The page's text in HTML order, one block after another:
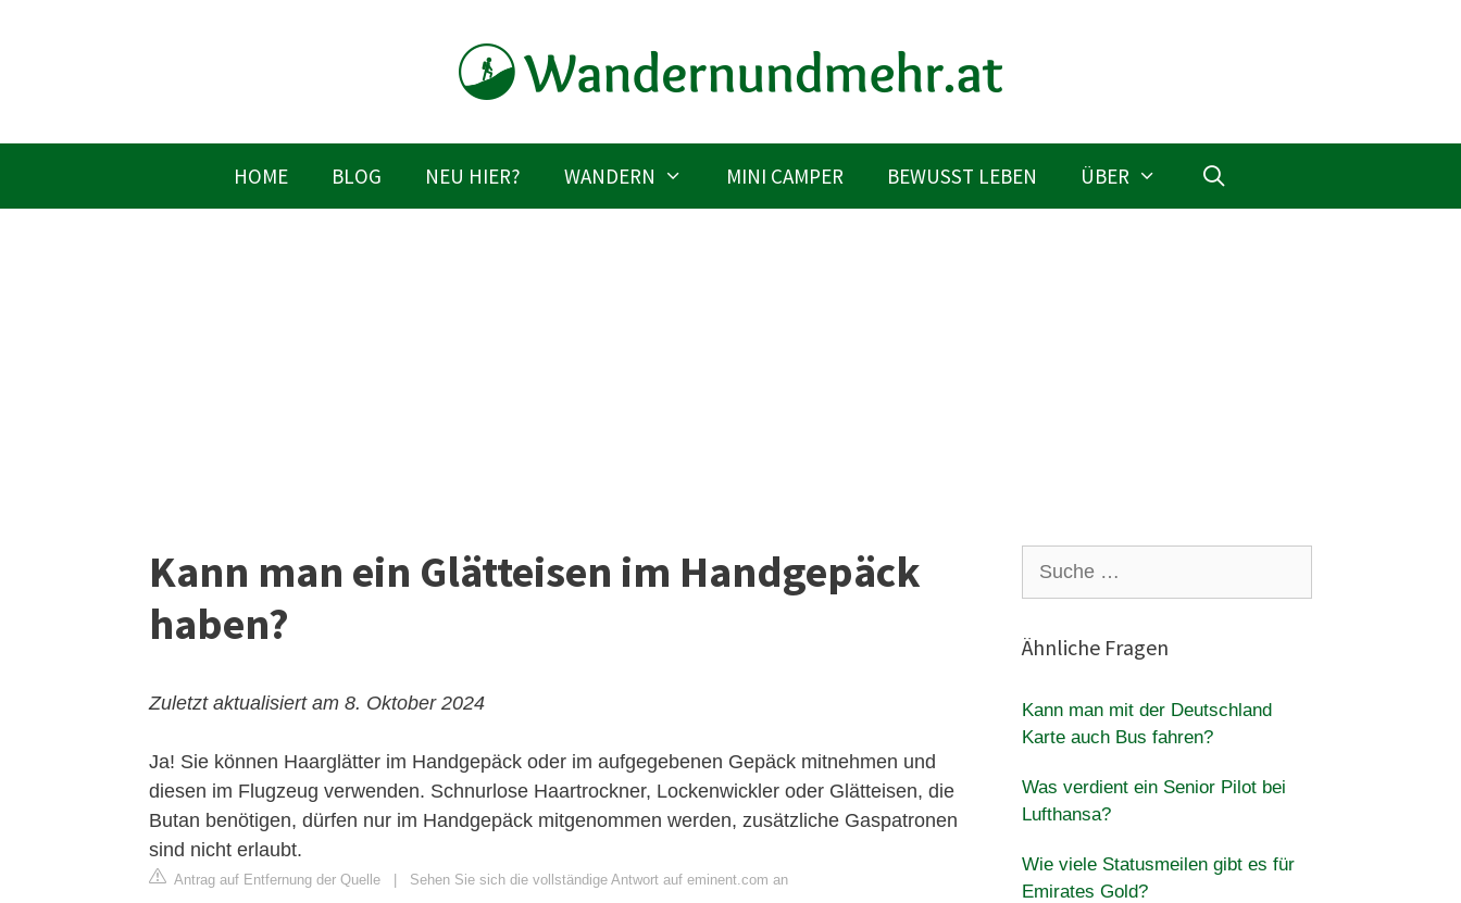
HOME BLOG NEU HIER? WANDERN MINI CAMPER BEWUSST LEBEN ÜBER
Kann man ein Glätteisen im Handgepäck
haben?
Zuletzt aktualisiert am 8. Oktober 2024
Ja! Sie können Haarglätter im Handgepäck oder im aufgegebenen Gepäck mitnehmen und
diesen im Flugzeug verwenden. Schnurlose Haartrockner, Lockenwickler oder Glätteisen, die
Butan benötigen, dürfen nur im Handgepäck mitgenommen werden, zusätzliche Gaspatronen
sind nicht erlaubt.
Antrag auf Entfernung der Quelle Sehen Sie sich die vollständige Antwort auf eminent.com an
nach:
Ähnliche Fragen
Kann man mit der Deutschland
Karte auch Bus fahren?
Was verdient ein Senior Pilot bei
Lufthansa?
Wie viele Statusmeilen gibt es für
Emirates Gold?